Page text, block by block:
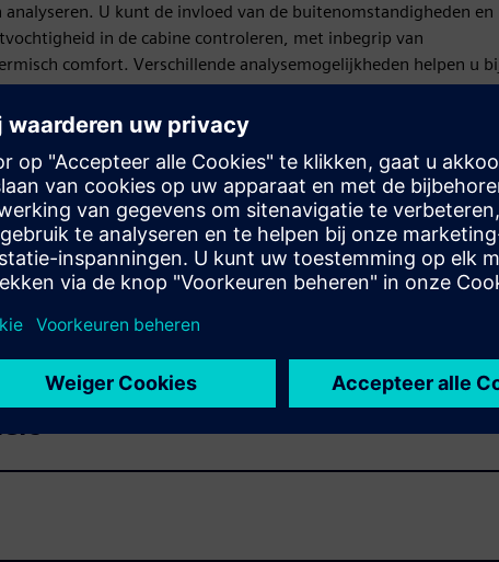
U kunt de invloed van de buitenomstandigheden en
in de cabine controleren, met inbegrip van
comfort. Verschillende analysemogelijkheden helpen u
verschillende klimaatbeheersingsstrategieën en rijcycli onder
HVAC en het comfort